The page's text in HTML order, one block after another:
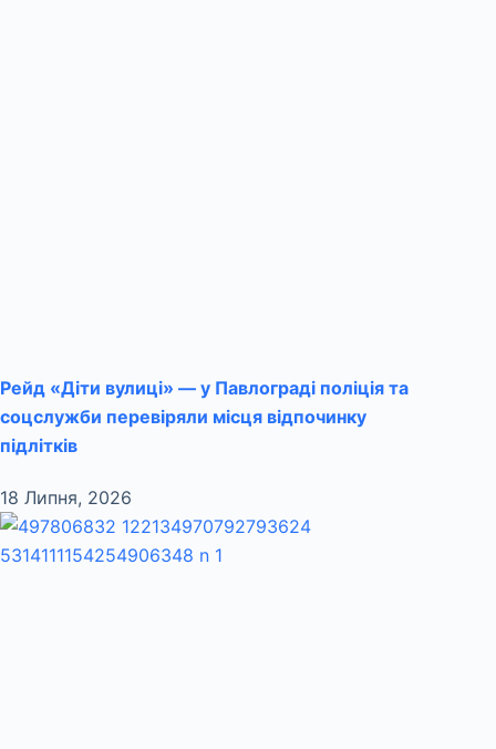
Рейд «Діти вулиці» — у Павлограді поліція та
соцслужби перевіряли місця відпочинку
підлітків
18 Липня, 2026